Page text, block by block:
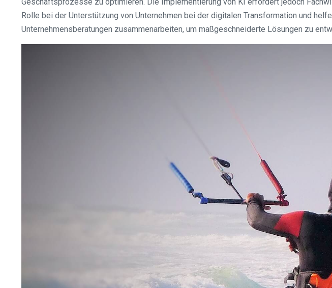
Rolle bei der Unterstützung von Unternehmen bei der digitalen Transformation und
Unternehmensberatungen zusammenarbeiten, um maßgeschneiderte Lösungen zu